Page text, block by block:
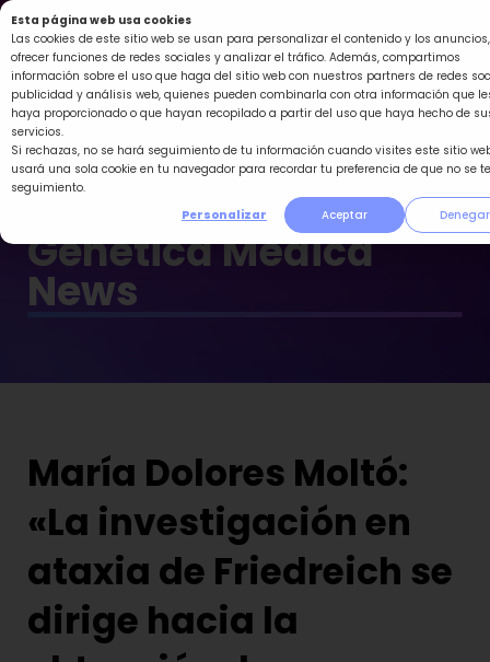
Esta página web usa cookies
Las cookies de este sitio web se usan para personalizar el contenido y los anuncios,
ofrecer funciones de redes sociales y analizar el tráfico. Además, compartimos
información sobre el uso que haga del sitio web con nuestros partners de redes
publicidad y análisis web, quienes pueden combinarla con otra información que
haya proporcionado o que hayan recopilado a partir del uso que haya hecho de
servicios.
Si rechazas, no se hará seguimiento de tu información cuando visites este sitio
usará una sola cookie en tu navegador para recordar tu preferencia de que no se
seguimiento.
Personalizar
Aceptar Denegar
Ir
al
contenido
Genética Médica
News
María Dolores Moltó:
«La investigación en
ataxia de Friedreich se
dirige hacia la